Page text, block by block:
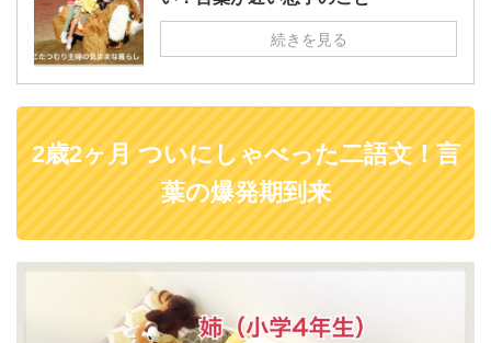
続きを見る
2歳2ヶ月 ついにしゃべった二語文！言
葉の爆発期到来